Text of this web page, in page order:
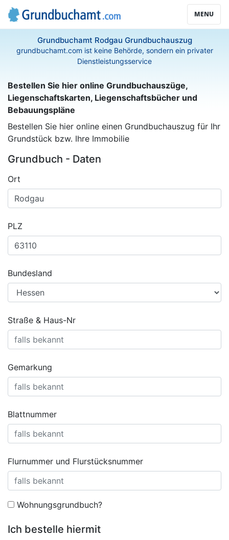
MENU
Grundbuchamt Rodgau Grundbuchauszug
grundbuchamt.com ist keine Behörde, sondern ein privater
Dienstleistungsservice
Bestellen Sie hier online Grundbuchauszüge,
Liegenschaftskarten, Liegenschaftsbücher und
Bebauungspläne
Bestellen Sie hier online einen Grundbuchauszug für Ihr
Grundstück bzw. Ihre Immobilie
Grundbuch - Daten
Ort
PLZ
Bundesland
Straße & Haus-Nr
Gemarkung
Blattnummer
Flurnummer und Flurstücksnummer
Wohnungsgrundbuch?
Ich bestelle hiermit